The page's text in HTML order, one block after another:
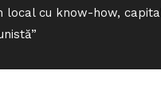
cu know-how,